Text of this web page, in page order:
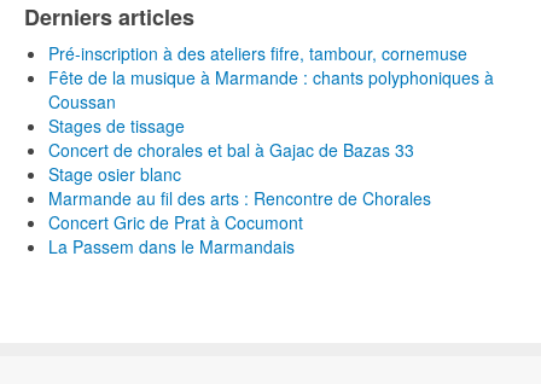
Derniers articles
Pré-inscription à des ateliers fifre, tambour, cornemuse
Fête de la musique à Marmande : chants polyphoniques à
Coussan
Stages de tissage
Concert de chorales et bal à Gajac de Bazas 33
Stage osier blanc
Marmande au fil des arts : Rencontre de Chorales
Concert Gric de Prat à Cocumont
La Passem dans le Marmandais